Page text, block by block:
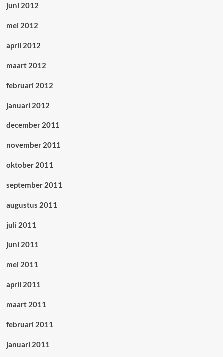
juni 2012
mei 2012
april 2012
maart 2012
februari 2012
januari 2012
december 2011
november 2011
oktober 2011
september 2011
augustus 2011
juli 2011
juni 2011
mei 2011
april 2011
maart 2011
februari 2011
januari 2011